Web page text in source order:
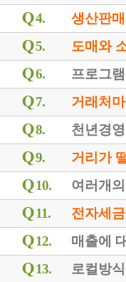
4.
생산판매
5.
도매와
6.
프로그
7.
거래처
8.
천년경
9.
거리가
10.
여러개
11.
전자세
12.
매출에
13.
로컬방